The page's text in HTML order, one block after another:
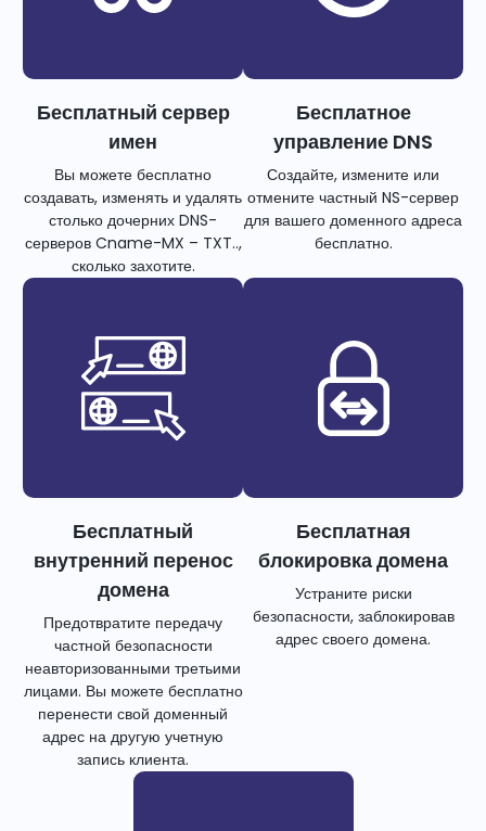
Бесплатный сервер
имен
Вы можете бесплатно
создавать, изменять и удалять
столько дочерних DNS-
серверов Cname-MX – TXT..,
сколько захотите.
Бесплатное
управление DNS
Создайте, измените или
отмените частный NS-сервер
для вашего доменного адреса
бесплатно.
Бесплатный
внутренний перенос
домена
Предотвратите передачу
частной безопасности
неавторизованными третьими
лицами. Вы можете бесплатно
перенести свой доменный
адрес на другую учетную
запись клиента.
Бесплатная
блокировка домена
Устраните риски
безопасности, заблокировав
адрес своего домена.